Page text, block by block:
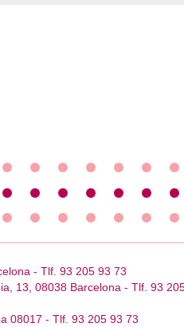
- Tlf. 93 205 93 73
13, 08038 Barcelona - Tlf. 93
08017 - Tlf. 93 205 93 73